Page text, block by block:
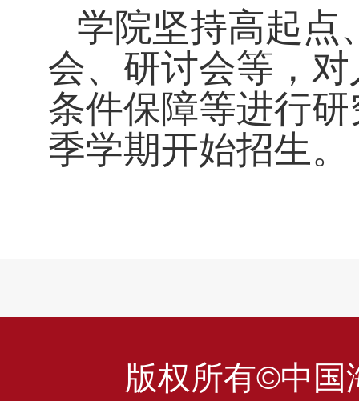
学院坚持高起点
会、研讨会等，
条件保障等进行
季学期开始招生。
版权所有©中国